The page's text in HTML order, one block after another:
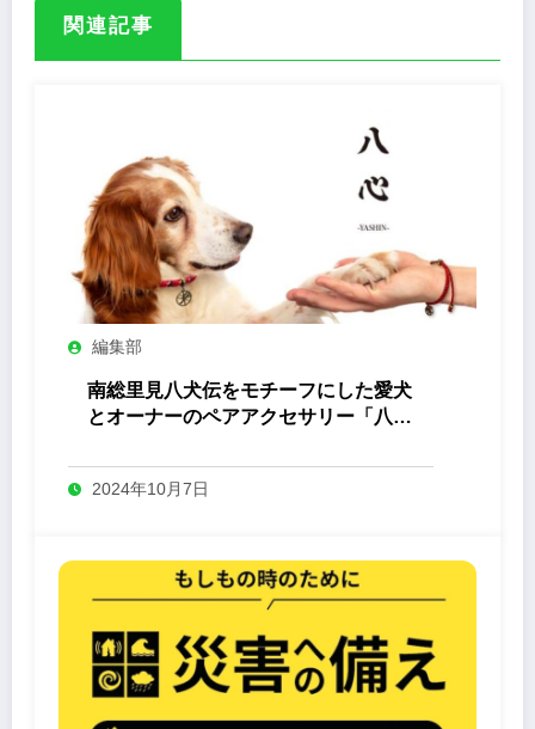
関連記事
編集部
南総里見八犬伝をモチーフにした愛犬
とオーナーのペアアクセサリー「八心
2024年10月7日